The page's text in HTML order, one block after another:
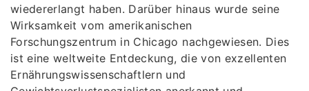
wiedererlangt haben. Darüber hinaus wurde seine
Wirksamkeit vom amerikanischen
Forschungszentrum in Chicago nachgewiesen. Dies
ist eine weltweite Entdeckung, die von exzellenten
Ernährungswissenschaftlern und